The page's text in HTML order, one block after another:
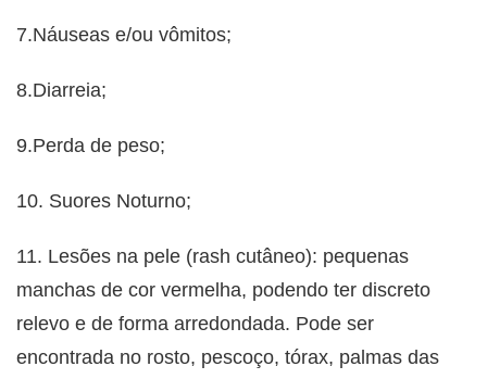
7.Náuseas e/ou vômitos;
8.Diarreia;
9.Perda de peso;
10. Suores Noturno;
11. Lesões na pele (rash cutâneo): pequenas
manchas de cor vermelha, podendo ter discreto
relevo e de forma arredondada. Pode ser
encontrada no rosto, pescoço, tórax, palmas das